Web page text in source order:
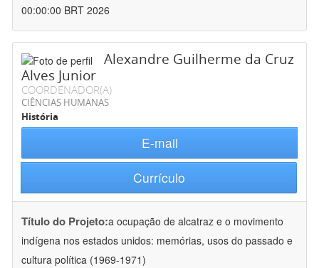
00:00:00 BRT 2026
Alexandre Guilherme da Cruz
Alves Junior
COORDENADOR(A)
CIÊNCIAS HUMANAS
História
E-mail
Currículo
Título do Projeto:a ocupação de alcatraz e o movimento
indígena nos estados unidos: memórias, usos do passado e
cultura política (1969-1971)